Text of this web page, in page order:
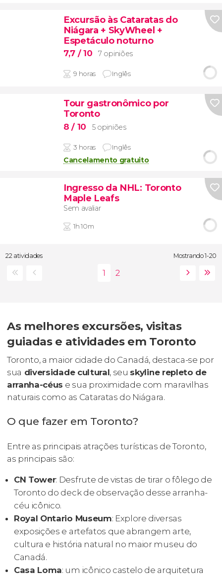
Excursão às Cataratas do
Niágara + SkyWheel +
Espetáculo noturno
7,7 / 10 7 opiniões
9 horas Inglês
Tour gastronômico por
Toronto
8/ 10 5 opiniões
3 horas Inglês
Cancelamento gratuito
Ingresso da NHL: Toronto
Maple Leafs
Sem avaliar
1h 10m
22 atividades Mostrando 1-20
As melhores excursões, visitas
guiadas e atividades em Toronto
Toronto, a maior cidade do Canadá, destaca-se por
sua diversidade cultural, seu skylinerepleto de
arranha-céus e sua proximidade com maravilhas
naturais como as Cataratas do Niágara.
O que fazer em Toronto?
Entre as principais atrações turísticas de Toronto,
as principais são:
CN Tower: Desfrute de vistas de tirar o fôlego de
Toronto do deck de observação desse arranha-
céu icônico.
Royal Ontario Museum: Explore diversas
exposições e artefatos que abrangem arte,
cultura e história natural no maior museu do
Canadá.
Casa Loma: um icônico castelo de arquitetura